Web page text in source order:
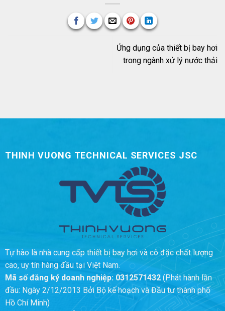
Ứng dụng của thiết bị bay hơi
trong ngành xử lý nước thải
THINH VUONG TECHNICAL SERVICES JSC
Tự hào là nhà cung cấp thiết bị bay hơi và cô đặc chất lượng
cao, uy tín hàng đầu tại Việt Nam.
Mã số đăng ký doanh nghiệp: 0312571432(Phát hành lần
đầu: Ngày 2/12/2013 Bởi Bộ kế hoạch và Đầu tư thành phố
Hồ Chí Minh)